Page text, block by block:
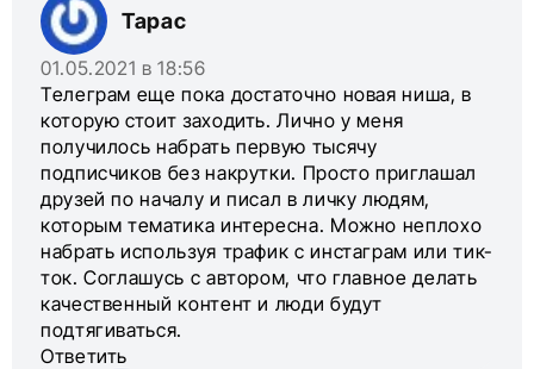
Тарас
01.05.2021 в 18:56
Телеграм еще пока достаточно новая ниша, в
которую стоит заходить. Лично у меня
получилось набрать первую тысячу
подписчиков без накрутки. Просто приглашал
друзей по началу и писал в личку людям,
которым тематика интересна. Можно неплохо
набрать используя трафик с инстаграм или тик-
ток. Соглашусь с автором, что главное делать
качественный контент и люди будут
подтягиваться.
Ответить